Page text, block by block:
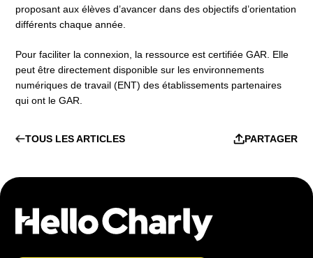
proposant aux élèves d’avancer dans des objectifs d’orientation
différents chaque année.
Pour faciliter la connexion, la ressource est certifiée GAR. Elle
peut être directement disponible sur les environnements
numériques de travail (ENT) des établissements partenaires
qui ont le GAR.
TOUS LES ARTICLES PARTAGER
trouver mon métier